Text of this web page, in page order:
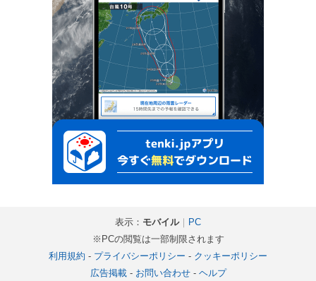
表示： モバイル｜ PC
※PCの閲覧は一部制限されます
利用規約 - プライバシーポリシー - クッキーポリシー
広告掲載- お問い合わせ- ヘルプ